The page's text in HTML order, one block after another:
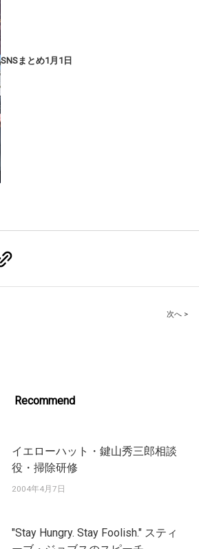
SNSまとめ1月1日
次へ >
Recommend
イエローハット・鍵山秀三郎相談
役・掃除研修
2004年4月7日
"Stay Hungry. Stay Foolish." スティ